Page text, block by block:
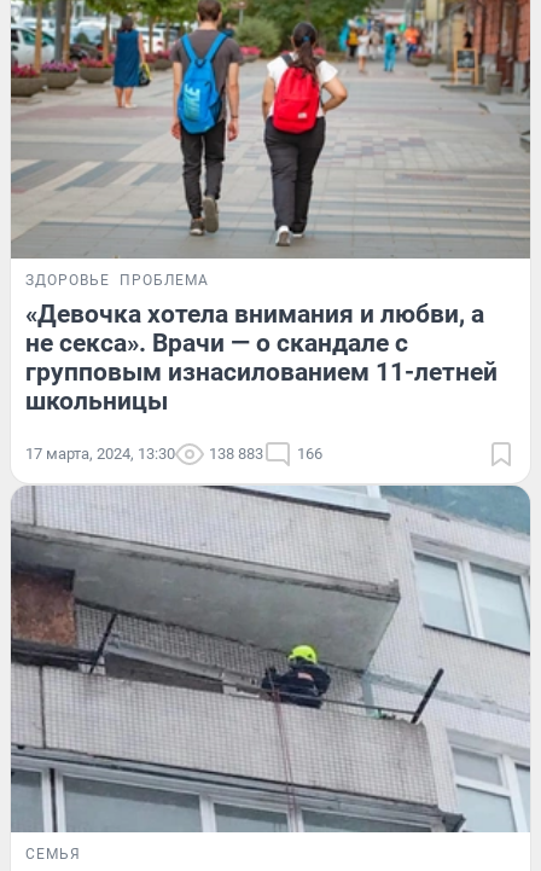
ЗДОРОВЬЕ ПРОБЛЕМА
«Девочка хотела внимания и любви, а
не секса». Врачи — о скандале с
групповым изнасилованием 11-летней
школьницы
17 марта, 2024, 13:30 138 883 166
СЕМЬЯ